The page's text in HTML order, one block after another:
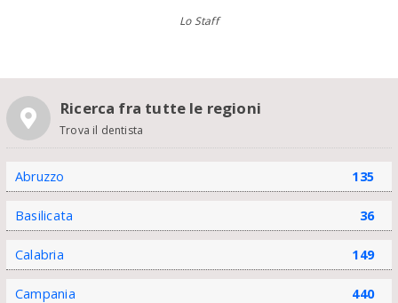
Lo Staff
Ricerca fra tutte le regioni
Trova il dentista
Abruzzo 135
Basilicata 36
Calabria 149
Campania 440